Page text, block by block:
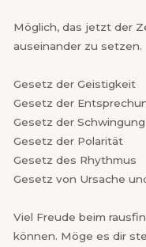
Möglich, das jetzt der
auseinander zu setzen.
Gesetz der Geistigkeit
Gesetz der
Gesetz der Schwingung
Gesetz der Polarität
Gesetz des Rhythmus
Gesetz von Ursache
Viel Freude beim
können. Möge es dir